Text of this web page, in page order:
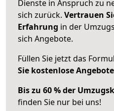
Dienste in Anspruch zu
sich zurück. Vertrauen
Erfahrung in der
sich Angebote.
Füllen Sie jetzt das
Sie kostenlose Angebote
Bis zu 60 % der
finden Sie nur bei uns!